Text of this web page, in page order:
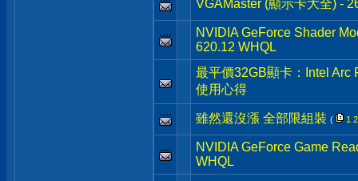
VGAMaster (顯示卡大全) -
NVIDIA GeForce Shader
620.12 WHQL
最平價32GB顯卡：Intel Arc
使用心得
雖然還沒漲 全部限組裝 ( 1 2
NVIDIA GeForce Game
WHQL